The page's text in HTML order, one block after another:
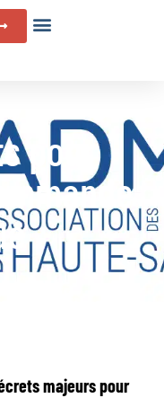
pour
majeurs pour